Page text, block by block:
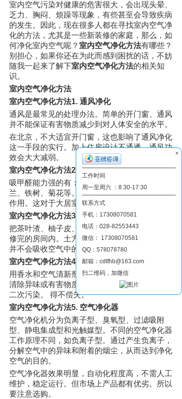
室内空气污染对健康的危害很大，会出现头晕、
乏力、胸闷、烦躁等现象，有些甚至会导致疾病
的发生。因此，现在很多人都在寻找室内空气净
化的方法，尤其是一些新装修的家庭，那么，如
何净化室内空气呢？室内空气净化方法有哪些？
别担心，如果你还在为此而感到困扰的话，不妨
随我一起来了解下室内空气净化方法的相关知
识。
室内空气净化方法
室内空气净化方法1. 通风净化
通风是最常见的处理办法。简单的开门窗、通风
并不能保证有害物质减少到对人体安全的水平。
在北京，不大适宜开门窗，这也影响了通风净化
这一手段的实行。加上住房设计不通透，通风功
效会大大减弱。
室内空气净化方法2. 绿色植物净化
吸甲醛能力强的有：仙人掌、吊兰、芦荟、君子
兰、铁树、菊花等。植物对甲醛起到一个辅助的
作用。这对于大居室来说，净化效果不能保证。
室内空气净化方法3、民间流传土方法
把茶叶渣、柚子皮、洋葱片、菠萝块等放在刚装
修完的房间内。土方法实际上起到遮盖的作用，
并不会吸收空气中的甲醛。
室内空气净化方法4. 空气清新剂
用香水和空气清新剂只能暂时掩盖异味，并不能
清除异味或有害物质。另一方面，还可能会造成
二次污染。 得不偿失。
室内空气净化方法5. 空气净化器
空气净化机分为负离子型、臭氧型、过滤吸附
型、静电集成型和光触媒型。不同的空气净化器
工作原理不同，如负离子型。通过产生负离子，
分解空气中的异味和附着的烟尘，从而达到净化
空气的目的。
空气净化器效果明显，自动化程度高，不需人工
维护，稳定运行。但市场上产品都有优劣。所以
要注意选购。
×
工作时间
周一至周六 ：8:30-17:30
联系方式
手机：17308070581
电话：028-82553443
微信： 17308070581
QQ：578078780
邮箱：cdtfhb@163.com
扫二维码，加微信